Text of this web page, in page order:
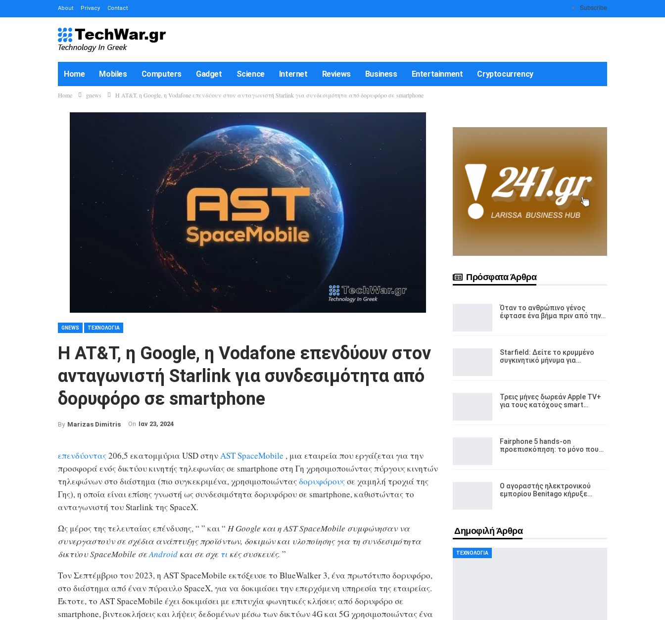
Subscribe
About Privacy Contact
Home Mobiles Computers Gadget Science Internet Reviews Business Entertainment Cryptocurrency
How-To
Home gnews Η AT&T, η Google, η Vodafone επενδύουν στον ανταγωνιστή Starlink για συνδεσιμότητα από δορυφόρο σε smartphone
GNEWS ΤΕΧΝΟΛΟΓΊΑ
Η AT&T, η Google, η Vodafone επενδύουν στον
ανταγωνιστή Starlink για συνδεσιμότητα από
δορυφόρο σε smartphone
By Marizas Dimitris On Ιαν 23, 2024
επενδύοντας206,5 εκατομμύρια USD στην AST SpaceMobile , μια εταιρεία που εργάζεται για την
προσφορά ενός δικτύου κινητής τηλεφωνίας σε smartphone στη Γη χρησιμοποιώντας πύργους κινητών
τηλεφώνων στο διάστημα (πιο συγκεκριμένα, χρησιμοποιώνταςδορυφόρουςσε χαμηλή τροχιά της
Γης), η οποία είναι επίσης γνωστή ως συνδεσιμότητα δορυφόρου σε smartphone, καθιστώντας το
ανταγωνιστή του Starlink της SpaceX.
Ως μέρος της τελευταίας επένδυσης, “ ” και “ Η Google και η AST SpaceMobile συμφώνησαν να
συνεργαστούν σε σχέδια ανάπτυξης προϊόντων, δοκιμών και υλοποίησης για τη συνδεσιμότητα
δικτύου SpaceMobile σεAndroid και σε σχε τι κές συσκευές. ”
Τον Σεπτέμβριο του 2023, η AST SpaceMobile εκτόξευσε το BlueWalker 3, ένα πρωτότυπο δορυφόρο,
στο διάστημα από έναν πύραυλο SpaceX, για να δοκιμάσει την επερχόμενη υπηρεσία της εταιρείας.
Έκτοτε, το AST SpaceMobile έχει δοκιμάσει με επιτυχία φωνητικές κλήσεις από δορυφόρο σε
smartphone, βιντεοκλήσεις και λήψεις δεδομένων μέσω των δικτύων 4G και 5G χρησιμοποιώντας ένα
Πρόσφατα Άρθρα
Όταν το ανθρώπινο γένος
έφτασε ένα βήμα πριν από την…
Starfield: Δείτε το κρυμμένο
συγκινητικό μήνυμα για…
Τρεις μήνες δωρεάν Apple TV+
για τους κατόχους smart…
Fairphone 5 hands-on
προεπισκόπηση: το μόνο που…
Ο αγοραστής ηλεκτρονικού
εμπορίου Benitago κήρυξε…
Δημοφιλή Άρθρα
ΤΕΧΝΟΛΟΓΊΑ